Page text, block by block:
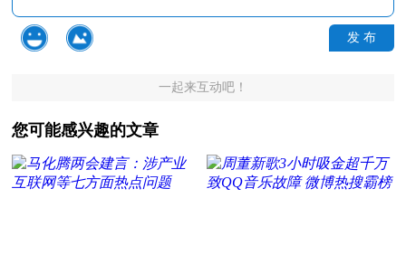
发 布
一起来互动吧！
您可能感兴趣的文章